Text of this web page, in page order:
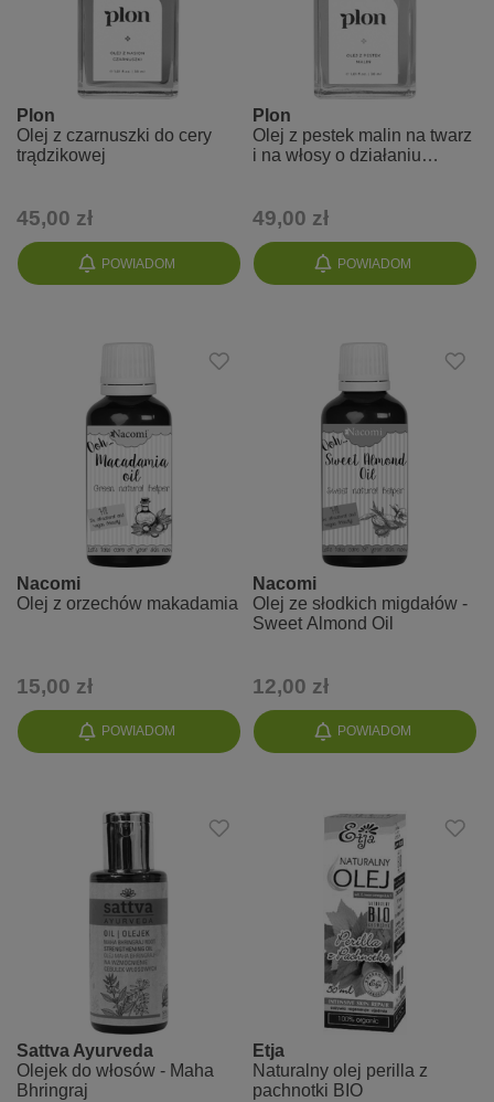
POWIADOM
Plon
Olej z czarnuszki do cery
trądzikowej
45,00 zł
POWIADOM
Plon
Olej z pestek malin na twarz
i na włosy o działaniu
49,00 zł
POWIADOM
Nacomi
Olej z orzechów makadamia
15,00 zł
POWIADOM
Nacomi
Olej ze słodkich migdałów -
Sweet Almond Oil
12,00 zł
Sattva Ayurveda
Olejek do włosów - Maha
Bhringraj
Etja
Naturalny olej perilla z
pachnotki BIO